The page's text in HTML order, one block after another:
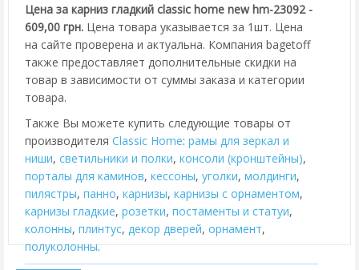
Цена за карниз гладкий classic home new hm-23092 -
609,00 грн. Цена товара указывается за 1шт. Цена
на сайте проверена и актуальна. Компания bagetoff
также предоставляет дополнительные скидки на
товар в зависимости от суммы заказа и категории
товара.
Также Вы можете купить следующие товары от
производителя Classic Home: рамы для зеркал и
ниши, cветильники и полки, консоли (кронштейны),
порталы для каминов, кессоны, уголки, молдинги,
пилястры, панно, карнизы, карнизы с орнаментом,
карнизы гладкие, розетки, постаменты и статуи,
колонны, плинтус, декор дверей, орнамент,
полуколонны.